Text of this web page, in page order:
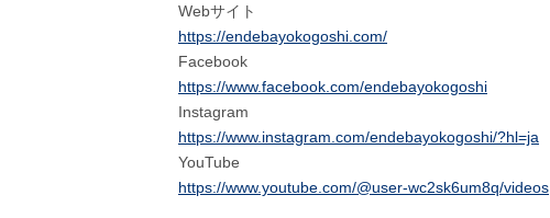
Webサイト
https://endebayokogoshi.com/
Facebook
https://www.facebook.com/endebayokogoshi
Instagram
https://www.instagram.com/endebayokogoshi/?hl=ja
YouTube
https://www.youtube.com/@user-wc2sk6um8q/videos